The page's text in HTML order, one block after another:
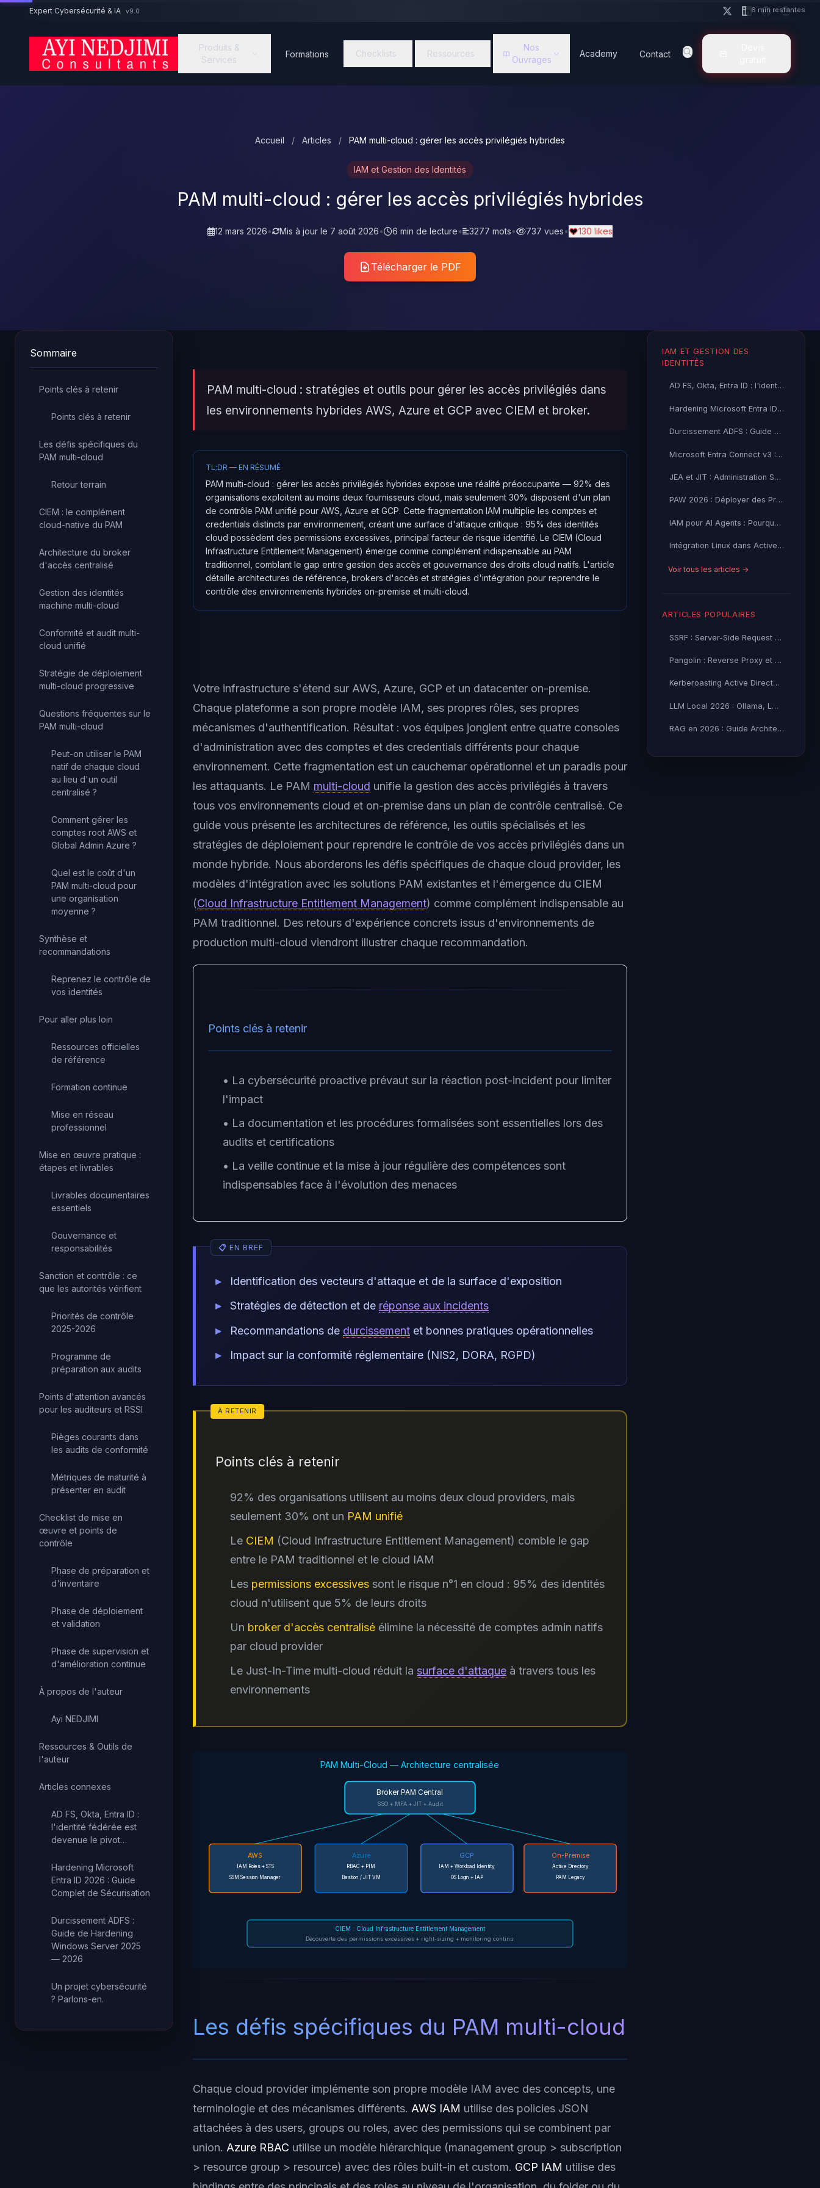
Aller au contenu principal
Expert Cybersécurité & IA v9.0
Produits &
Services
Formations Checklists Ressources
Nos
Ouvrages
Academy Contact
Accueil / Articles / PAM multi-cloud : gérer les accès privilégiés hybrides
IAM et Gestion des Identités
PAM multi-cloud : gérer les accès privilégiés hybrides
12 mars 2026• Mis à jour le 7 août 2026• 6 min de lecture• 3277 mots• 737 vues• 130 likes
Télécharger le PDF
Sommaire
Points clés à retenir
Points clés à retenir
Les défis spécifiques du
PAM multi-cloud
Retour terrain
CIEM : le complément
cloud-native du PAM
Architecture du broker
d'accès centralisé
Gestion des identités
machine multi-cloud
Conformité et audit multi-
cloud unifié
Stratégie de déploiement
multi-cloud progressive
Questions fréquentes sur le
PAM multi-cloud
Peut-on utiliser le PAM
natif de chaque cloud
au lieu d'un outil
centralisé ?
Comment gérer les
comptes root AWS et
Global Admin Azure ?
Quel est le coût d'un
PAM multi-cloud pour
une organisation
moyenne ?
Synthèse et
recommandations
Reprenez le contrôle de
vos identités
Pour aller plus loin
Ressources officielles
de référence
Formation continue
Mise en réseau
professionnel
Mise en œuvre pratique :
étapes et livrables
Livrables documentaires
essentiels
Gouvernance et
responsabilités
Sanction et contrôle : ce
que les autorités vérifient
Priorités de contrôle
2025-2026
Programme de
préparation aux audits
Points d'attention avancés
pour les auditeurs et RSSI
Pièges courants dans
les audits de conformité
Métriques de maturité à
présenter en audit
Checklist de mise en
œuvre et points de
contrôle
Phase de préparation et
d'inventaire
Phase de déploiement
et validation
Phase de supervision et
d'amélioration continue
À propos de l'auteur
Ayi NEDJIMI
Ressources & Outils de
l'auteur
Articles connexes
AD FS, Okta, Entra ID :
l'identité fédérée est
devenue le pivot…
Hardening Microsoft
Entra ID 2026 : Guide
Complet de Sécurisation
Durcissement ADFS :
Guide de Hardening
Windows Server 2025
— 2026
Un projet cybersécurité
? Parlons-en.
PAM multi-cloud : stratégies et outils pour gérer les accès privilégiés dans
les environnements hybrides AWS, Azure et GCP avec CIEM et broker.
TL;DR — EN RÉSUMÉ
PAM multi-cloud : gérer les accès privilégiés hybrides expose une réalité préoccupante — 92% des
organisations exploitent au moins deux fournisseurs cloud, mais seulement 30% disposent d'un plan
de contrôle PAM unifié pour AWS, Azure et GCP. Cette fragmentation IAM multiplie les comptes et
credentials distincts par environnement, créant une surface d'attaque critique : 95% des identités
cloud possèdent des permissions excessives, principal facteur de risque identifié. Le CIEM (Cloud
Infrastructure Entitlement Management) émerge comme complément indispensable au PAM
traditionnel, comblant le gap entre gestion des accès et gouvernance des droits cloud natifs. L'article
détaille architectures de référence, brokers d'accès et stratégies d'intégration pour reprendre le
contrôle des environnements hybrides on-premise et multi-cloud.
Votre infrastructure s'étend sur AWS, Azure, GCP et un datacenter on-premise.
Chaque plateforme a son propre modèle IAM, ses propres rôles, ses propres
mécanismes d'authentification. Résultat : vos équipes jonglent entre quatre consoles
d'administration avec des comptes et des credentials différents pour chaque
environnement. Cette fragmentation est un cauchemar opérationnel et un paradis pour
les attaquants. Le PAM multi-cloud unifie la gestion des accès privilégiés à travers
tous vos environnements cloud et on-premise dans un plan de contrôle centralisé. Ce
guide vous présente les architectures de référence, les outils spécialisés et les
stratégies de déploiement pour reprendre le contrôle de vos accès privilégiés dans un
monde hybride. Nous aborderons les défis spécifiques de chaque cloud provider, les
modèles d'intégration avec les solutions PAM existantes et l'émergence du CIEM
(Cloud Infrastructure Entitlement Management) comme complément indispensable au
PAM traditionnel. Des retours d'expérience concrets issus d'environnements de
production multi-cloud viendront illustrer chaque recommandation.
Points clés à retenir
• La cybersécurité proactive prévaut sur la réaction post-incident pour limiter
l'impact
• La documentation et les procédures formalisées sont essentielles lors des
audits et certifications
• La veille continue et la mise à jour régulière des compétences sont
indispensables face à l'évolution des menaces
Identification des vecteurs d'attaque et de la surface d'exposition
Stratégies de détection et de réponse aux incidents
Recommandations de durcissement et bonnes pratiques opérationnelles
Impact sur la conformité réglementaire (NIS2, DORA, RGPD)
Points clés à retenir
92% des organisations utilisent au moins deux cloud providers, mais
seulement 30% ont un PAM unifié
Le CIEM (Cloud Infrastructure Entitlement Management) comble le gap
entre le PAM traditionnel et le cloud IAM
Les permissions excessives sont le risque n°1 en cloud : 95% des identités
cloud n'utilisent que 5% de leurs droits
Un broker d'accès centralisé élimine la nécessité de comptes admin natifs
par cloud provider
Le Just-In-Time multi-cloud réduit la surface d'attaque à travers tous les
environnements
PAM Multi-Cloud — Architecture centralisée
Broker PAM Central
SSO + MFA + JIT + Audit
AWS
IAM Roles + STS
SSM Session Manager
Azure
RBAC + PIM
Bastion / JIT VM
GCP
IAM +Workload Identity
OS Login + IAP
On-Premise
Active Directory
PAM Legacy
CIEM : Cloud Infrastructure Entitlement Management
Découverte des permissions excessives + right-sizing + monitoring continu
Les défis spécifiques du PAM multi-cloud
Chaque cloud provider implémente son propre modèle IAM avec des concepts, une
terminologie et des mécanismes différents. AWS IAM utilise des policies JSON
attachées à des users, groups ou roles, avec des permissions qui se combinent par
union. Azure RBAC utilise un modèle hiérarchique (management group > subscription
> resource group > resource) avec des rôles built-in et custom. GCP IAM utilise des
IAM ET GESTION DES
IDENTITÉS
AD FS, Okta, Entra ID : l'identité fédérée est devenue le pivot…
Hardening Microsoft Entra ID 2026 : Guide Complet de Sécurisation
Durcissement ADFS : Guide de Hardening Windows Server 2025 — 2026
Microsoft Entra Connect v3 : Sécurité et Architecture Hybride
JEA et JIT : Administration Sécurisée Microsoft Windows
PAW 2026 : Déployer des Privileged Access Workstations en
IAM pour AI Agents : Pourquoi Vos Politiques Actuelles Vont
Intégration Linux dans Active Directory : Winbind, SSSD et
Voir tous les articles →
ARTICLES POPULAIRES
SSRF : Server-Side Request Forgery — Exploitation Avancée
Pangolin : Reverse Proxy et Tunnel Self-Hosted — Guide
Kerberoasting Active Directory : Attaque et Défense 2026
LLM Local 2026 : Ollama, LM Studio ou vLLM — Quel Outil selon
RAG en 2026 : Guide Architecture, Vectorisation & Chunking
6 min restantes